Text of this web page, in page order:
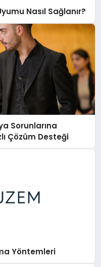
Nasıl Sağlanır?
Sorunlarına
Çözüm Desteği
Yöntemleri